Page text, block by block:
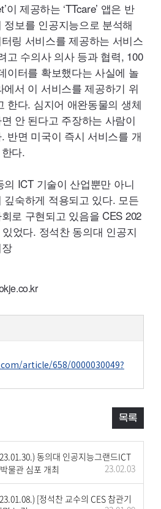
이 제공하는 ‘TTcare’ 앱은 반
보를 인공지능으로 분석해
링 서비스를 제공하는 서비스
고 수의사 의사 등과 협력, 100
이터를 확보했다는 사실에 놀
서 이 서비스를 제공하기 위
한다. 심지어 애완동물의 생체
안 된다고 주장하는 사람이
반면 미국이 즉시 서비스를 개
다.
의 ICT기술이 산업뿐만 아니
숙하게 적용되고 있다. 모든
로 구현되고 있음을CES 202
었다. 정석찬 동의대 인공지
article/658/0000030049?
목록
동의대 인공지능그랜드ICT
물관 심포 개최
23.02.03
[정석찬 교수의 CES 참관기